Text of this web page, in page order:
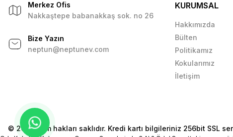
Merkez Ofis
Nakkaştepe babanakkaş sok. no 26
Bize Yazın
neptun@neptunev.com
KURUMSAL
Hakkımızda
Bülten
Politikamız
Kokularımız
İletişim
© 2026 Tüm hakları saklıdır. Kredi kartı bilgileriniz 256bit SSL